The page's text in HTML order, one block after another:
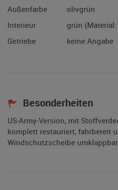
Außenfarbe
olivgrün
Interieur
grün
Getriebe
keine Angabe
Besonderheiten
US-Army-Version, mit
komplett restauriert, fahrbereit
Windschutzscheibe umklappbar